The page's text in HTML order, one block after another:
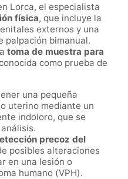
Lorca, el especialista
física, que incluye la
externos y una
palpación bimanual.
toma de muestra para
como prueba de
una pequeña
uterino mediante un
indoloro, que se
precoz del
posibles alteraciones
en una lesión o
humano (VPH).